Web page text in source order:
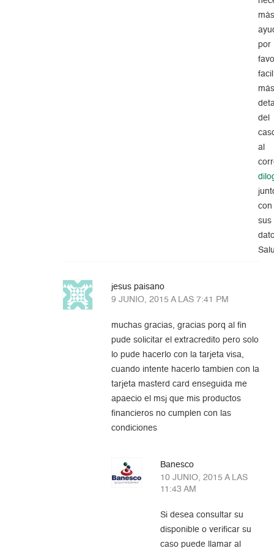
por
del
al
con
sus
jesus paisano
9 JUNIO, 2015 A LAS 7:41 PM
muchas gracias, gracias porq al fin
pude solicitar el extracredito pero solo
lo pude hacerlo con la tarjeta visa,
cuando intente hacerlo tambien con la
tarjeta masterd card enseguida me
apaecio el msj que mis productos
financieros no cumplen con las
condiciones
Banesco
10 JUNIO, 2015 A LAS
11:43 AM
Si desea consultar su
disponible o verificar su
caso puede llamar al